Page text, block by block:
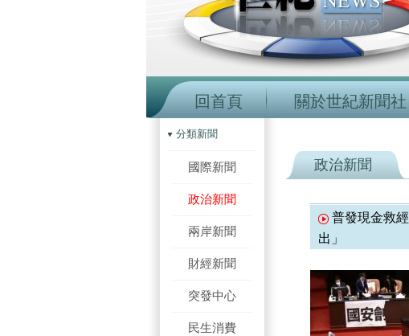
回首頁 關於世紀新聞社
分類新聞
國際新聞
政治新聞
兩岸新聞
財經新聞
突發中心
民生消費
政治新聞
普發現金救
出」